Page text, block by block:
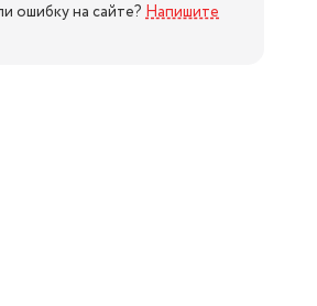
ошибку на сайте? Напишите